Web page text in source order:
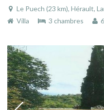
Le Puech (23 km), Hérault,
Villa
3 chambres